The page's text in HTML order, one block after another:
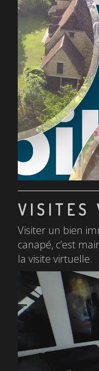
VISITES
Visiter un bien
canapé, c’est
la visite virtuelle.